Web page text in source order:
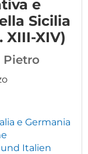
e
Sicilia
XIV)
Pietro
e Germania
Italien